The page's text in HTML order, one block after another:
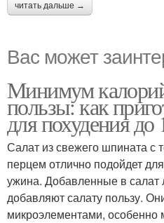
читать дальше →
Вас может
Минимум
пользы: как
для похудения до
Салат из свежего шпината с
перцем отлично подойдет
ужина. Добавленные в салат
добавляют салату пользу.
микроэлементами, особенно